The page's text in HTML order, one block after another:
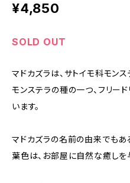
¥4,850
SOLD OUT
マドカズラは、サトイモ科モン
モンステラの種の一つ、フリー
います。
マドカズラの名前の由来でも
葉色は、お部屋に自然な癒しを